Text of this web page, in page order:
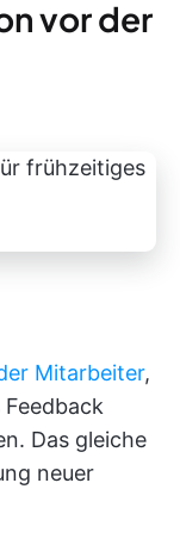
vor der
Mitarbeiter,
Das gleiche
neuer